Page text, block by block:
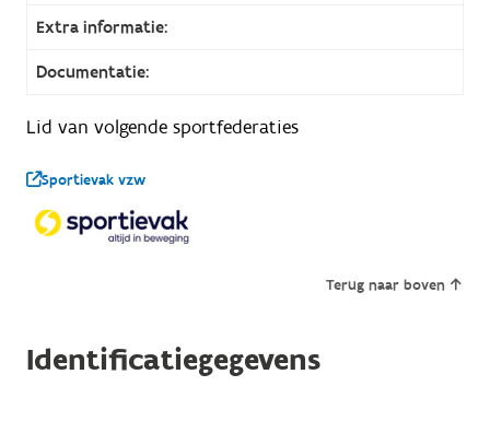
Extra informatie:
Documentatie:
Lid van volgende sportfederaties
Sportievak vzw
Terug naar boven
Identificatiegegevens